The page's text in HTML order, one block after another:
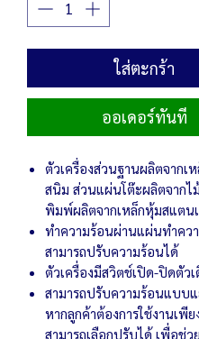
ใส่ตะกร้า
ออเดอร์ทันที
ตัวเครื่องส่วนฐานผลิตจากเ
สนิม ส่วนแผ่นโต๊ะผลิตจากไ
พิมพ์ผลิตจากเหล็กหุ้มสแตน
ทำความร้อนผ่านแผ่นทำคว
สามารถปรับความร้อนได้
ตัวเครื่องมีสวิตช์เปิด-ปิดตัว
สามารถปรับความร้อนแบบ
หากลูกค้าต้องการใช้งานเพีย
สามารถเลือกปรับได้ เพื่อช่ว